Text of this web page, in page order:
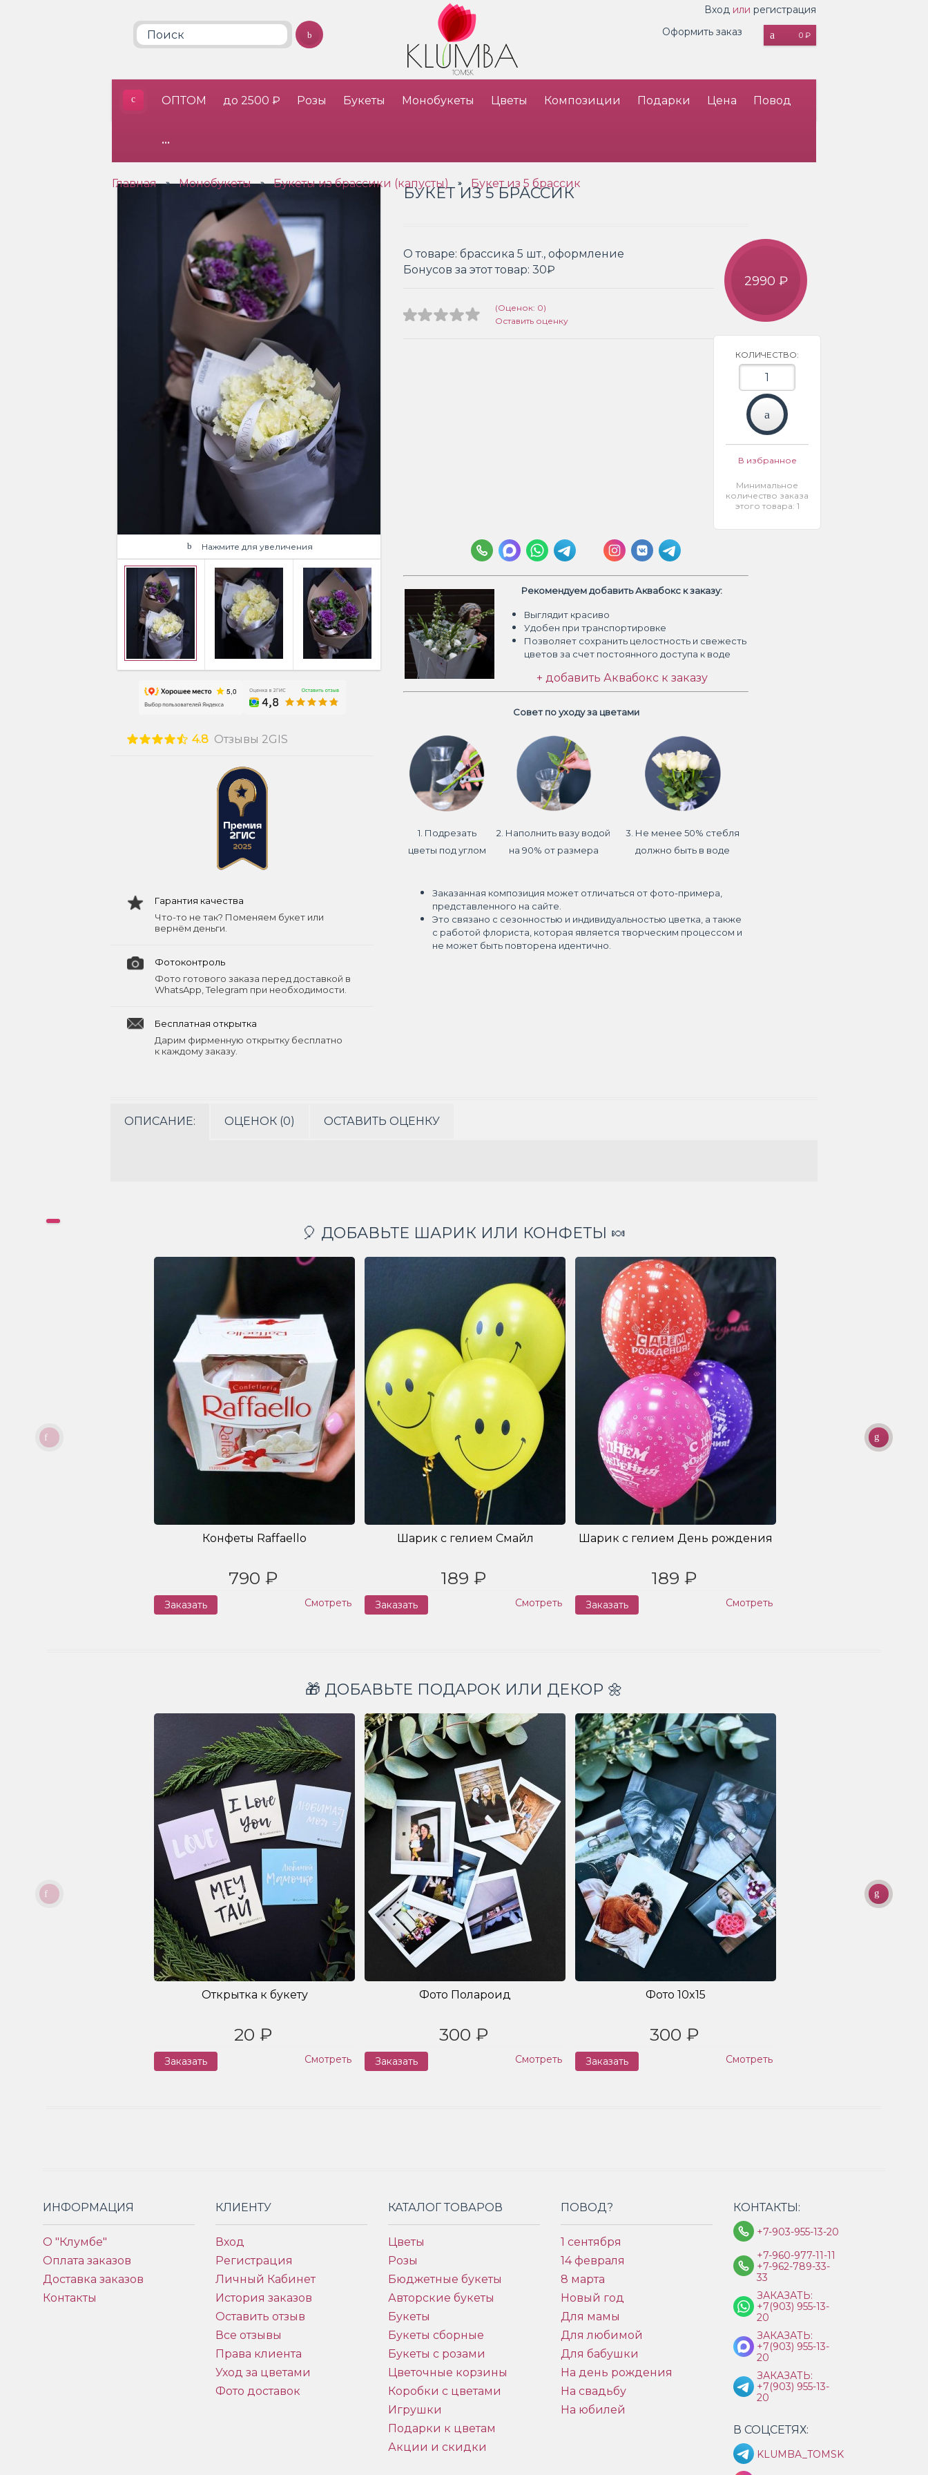
Вход или регистрация
0 ₽
Оформить заказ
ОПТОМ до 2500 ₽ Розы Букеты Монобукеты Цветы Композиции Подарки Цена Повод
•••
Главная » Монобукеты » Букеты из брассики (капусты) » Букет из 5 брассик
Нажмите для увеличения
4.8 Отзывы 2GIS
Гарантия качества
Что-то не так? Поменяем букет или
вернём деньги.
Фотоконтроль
Фото готового заказа перед доставкой в
WhatsApp, Telegram при необходимости.
Бесплатная открытка
Дарим фирменную открытку бесплатно
к каждому заказу.
БУКЕТ ИЗ 5 БРАССИК
О товаре: брассика 5 шт., оформление
Бонусов за этот товар: 30₽
(Оценок: 0)
Оставить оценку
2990 ₽
КОЛИЧЕСТВО:
В избранное
Минимальное
количество заказа
этого товара: 1
Рекомендуем добавить Аквабокс к заказу:
Выглядит красиво
Удобен при транспортировке
Позволяет сохранить целостность и свежесть
цветов за счет постоянного доступа к воде
+ добавить Аквабокс к заказу
Совет по уходу за цветами
1. Подрезать
цветы под углом
2. Наполнить вазу водой
на 90% от размера
3. Не менее 50% стебля
должно быть в воде
Заказанная композиция может отличаться от фото-примера,
представленного на сайте.
Это связано с сезонностью и индивидуальностью цветка, а также
с работой флориста, которая является творческим процессом и
не может быть повторена идентично.
ОПИСАНИЕ: ОЦЕНОК (0) ОСТАВИТЬ ОЦЕНКУ
🎈 ДОБАВЬТЕ ШАРИК ИЛИ КОНФЕТЫ 🍬
Конфеты Raffaello
790 ₽
Заказать Смотреть
Шарик с гелием Смайл
189 ₽
Заказать Смотреть
Шарик с гелием День рождения
189 ₽
Заказать Смотреть
🎁 ДОБАВЬТЕ ПОДАРОК ИЛИ ДЕКОР 🌼
Открытка к букету
20 ₽
Заказать Смотреть
Фото Полароид
300 ₽
Заказать Смотреть
Фото 10x15
300 ₽
Заказать Смотреть
ИНФОРМАЦИЯ
О "Клумбе"
Оплата заказов
Доставка заказов
Контакты
КЛИЕНТУ
Вход
Регистрация
Личный Кабинет
История заказов
Оставить отзыв
Все отзывы
Права клиента
Уход за цветами
Фото доставок
КАТАЛОГ ТОВАРОВ
Цветы
Розы
Бюджетные букеты
Авторские букеты
Букеты
Букеты сборные
Букеты с розами
Цветочные корзины
Коробки с цветами
Игрушки
Подарки к цветам
Акции и скидки
ПОВОД?
1 сентября
14 февраля
8 марта
Новый год
Для мамы
Для любимой
Для бабушки
На день рождения
На свадьбу
На юбилей
КОНТАКТЫ:
+7-903-955-13-20
+7-960-977-11-11
+7-962-789-33-
33
ЗАКАЗАТЬ:
+7(903) 955-13-
20
ЗАКАЗАТЬ:
+7(903) 955-13-
20
ЗАКАЗАТЬ:
+7(903) 955-13-
20
В СОЦСЕТЯХ:
KLUMBA_TOMSK